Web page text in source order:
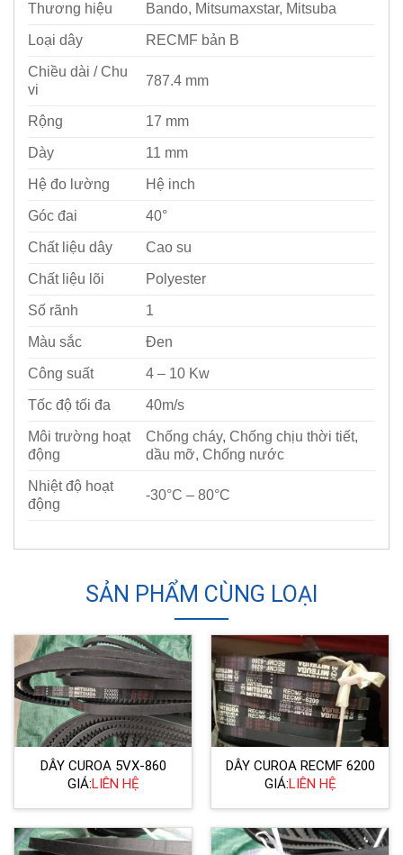
Thương hiệu Bando, Mitsumaxstar, Mitsuba
Loại dây RECMF bản B
Chiều dài / Chu
vi
787.4 mm
Rộng 17 mm
Dày 11 mm
Hệ đo lường Hệ inch
Góc đai 40°
Chất liệu dây Cao su
Chất liệu lõi Polyester
Số rãnh 1
Màu sắc Đen
Công suất 4 – 10 Kw
Tốc độ tối đa 40m/s
Môi trường hoạt
động
Chống cháy, Chống chịu thời tiết,
dầu mỡ, Chống nước
Nhiệt độ hoạt
động
-30°C – 80°C
SẢN PHẨM CÙNG LOẠI
DÂY CUROA 5VX-860
GIÁ:LIÊN HỆ
DÂY CUROA RECMF 6200
GIÁ:LIÊN HỆ